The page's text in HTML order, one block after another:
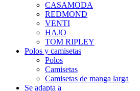
CASAMODA
REDMOND
VENTI
HAJO
TOM RIPLEY
Polos y camisetas
Polos
Camisetas
Camisetas de manga larga
Se adapta a